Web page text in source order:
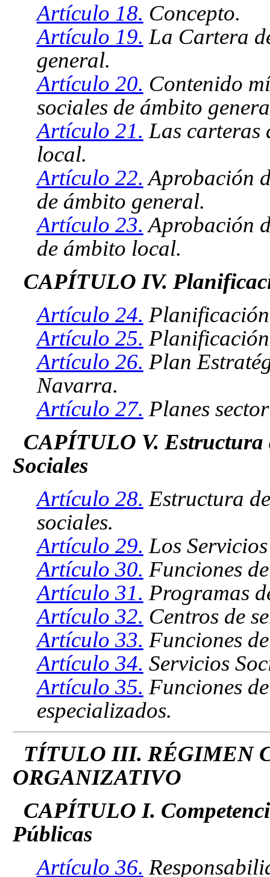
Artículo 18. Concepto.
Artículo 19. La Cartera
general.
Artículo 20. Contenido
sociales de ámbito
Artículo 21. Las carteras
local.
Artículo 22. Aprobación
de ámbito general.
Artículo 23. Aprobación
de ámbito local.
CAPÍTULO IV.
Artículo 24.
Artículo 25.
Artículo 26. Plan
Navarra.
Artículo 27. Planes
CAPÍTULO V. Estructura
Sociales
Artículo 28. Estructura
sociales.
Artículo 29. Los
Artículo 30. Funciones
Artículo 31. Programas
Artículo 32. Centros de
Artículo 33. Funciones
Artículo 34. Servicios
Artículo 35. Funciones
especializados.
TÍTULO III. RÉGIMEN
ORGANIZATIVO
CAPÍTULO I.
Públicas
Artículo 36.